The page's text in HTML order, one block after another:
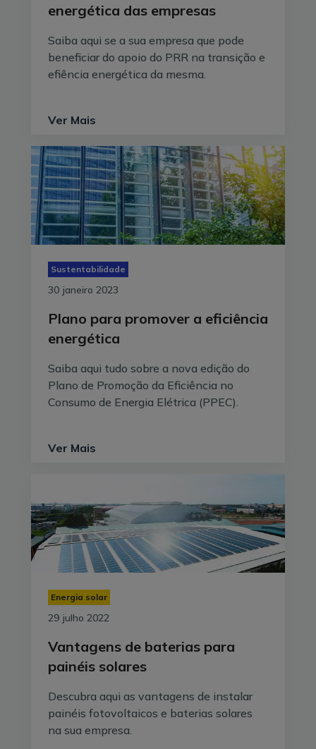
energética das empresas
Saiba aqui se a sua empresa que pode
beneficiar do apoio do PRR na transição e
efiência energética da mesma.
Ver Mais
Sustentabilidade
30 janeiro 2023
Plano para promover a eficiência
energética
Saiba aqui tudo sobre a nova edição do
Plano de Promoção da Eficiência no
Consumo de Energia Elétrica (PPEC).
Ver Mais
Energia solar
29 julho 2022
Vantagens de baterias para
painéis solares
Descubra aqui as vantagens de instalar
painéis fotovoltaicos e baterias solares
na sua empresa.